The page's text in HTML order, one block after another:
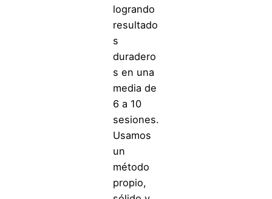
logrando
resultado
s
duradero
s en una
media de
6 a 10
sesiones.
Usamos
un
método
propio,